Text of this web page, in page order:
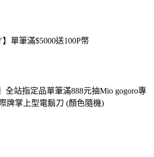
】單筆滿$5000送100P幣
全站指定品單筆滿888元抽Mio gogoro專
牌掌上型電鬍刀 (顏色隨機)